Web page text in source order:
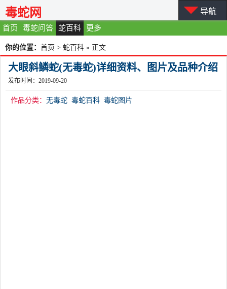
首页 毒蛇问答 蛇百科 更多
毒蛇网 导航
你的位置： 首页 > 蛇百科 » 正文
大眼斜鳞蛇(无毒蛇)详细资料、图片及品种介绍
发布时间：2019-09-20
作品分类： 无毒蛇 毒蛇百科 毒蛇图片